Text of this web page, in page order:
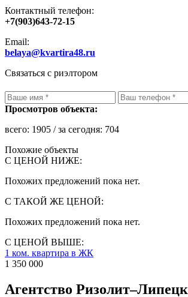
Контактный телефон:
+7(903)643-72-15
Email:
belaya@kvartira48.ru
Связаться с риэлтором
Просмотров объекта:
всего: 1905 / за сегодня: 704
Похожие объекты
С ЦЕНОЙ НИЖЕ:
Похожих предложений пока нет.
С ТАКОЙ ЖЕ ЦЕНОЙ:
Похожих предложений пока нет.
С ЦЕНОЙ ВЫШЕ:
1 ком. квартира в ЖК
1 350 000
Агентство Ризолит–Липецк